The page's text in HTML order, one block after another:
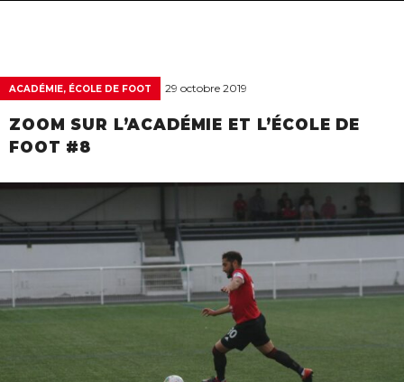
ACADÉMIE, ÉCOLE DE FOOT 29 octobre 2019
ZOOM SUR L’ACADÉMIE ET L’ÉCOLE DE
FOOT #8